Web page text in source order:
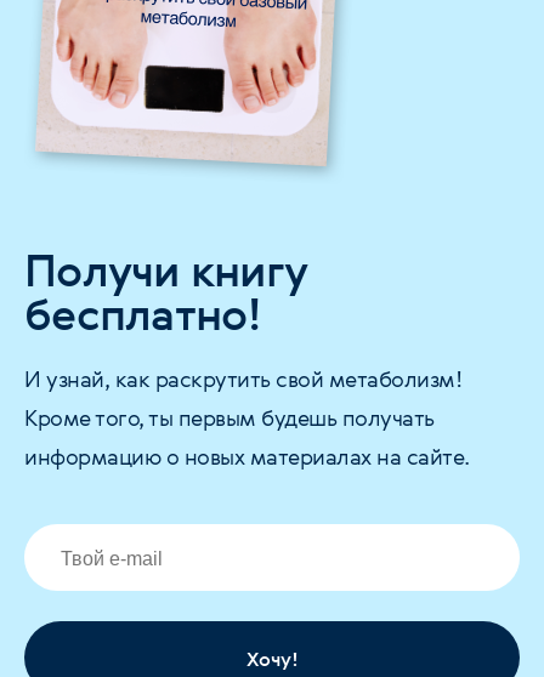
Получи книгу
бесплатно!
И узнай, как раскрутить свой метаболизм!
Кроме того, ты первым будешь получать
информацию о новых материалах на сайте.
Хочу!